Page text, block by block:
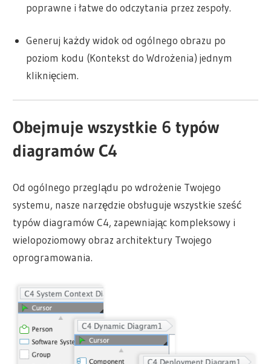
poprawne i łatwe do odczytania przez zespoły.
Generuj każdy widok od ogólnego obrazu po
poziom kodu (Kontekst do Wdrożenia) jednym
kliknięciem.
Obejmuje wszystkie 6 typów
diagramów C4
Od ogólnego przeglądu po wdrożenie Twojego
systemu, nasze narzędzie obsługuje wszystkie sześć
typów diagramów C4, zapewniając kompleksowy i
wielopoziomowy obraz architektury Twojego
oprogramowania.